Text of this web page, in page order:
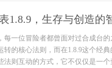
1.8.9，生存与创造的
每一位冒险者都曾面对过合成台
转的核心法则，而在1.8.9这个经
法则互动的方式，它不仅仅是一